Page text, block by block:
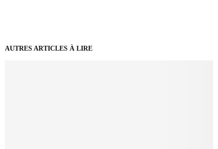
AUTRES ARTICLES À LIRE